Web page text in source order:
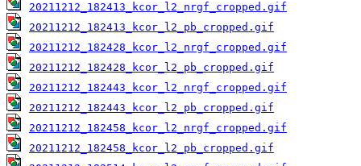
20211212_182413_kcor_l2_nrgf_cropped.gif
20211212_182413_kcor_l2_pb_cropped.gif
20211212_182428_kcor_l2_nrgf_cropped.gif
20211212_182428_kcor_l2_pb_cropped.gif
20211212_182443_kcor_l2_nrgf_cropped.gif
20211212_182443_kcor_l2_pb_cropped.gif
20211212_182458_kcor_l2_nrgf_cropped.gif
20211212_182458_kcor_l2_pb_cropped.gif